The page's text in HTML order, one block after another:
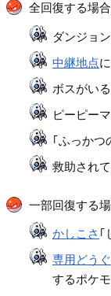
全回復する場合
ダンジョ
中継地点
ボスがい
ピーピー
｢ふっかつ
救助され
一部回復する
かしこさ ｢
専用どうぐ
するポケ